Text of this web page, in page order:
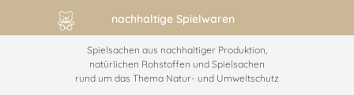
ab 60€ versandkostenfrei
Spielsachen aus nachhaltiger Produktion,
natürlichen Rohstoffen und Spielsachen
rund um das Thema Natur- und Umweltschutz